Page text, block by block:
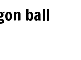
ball